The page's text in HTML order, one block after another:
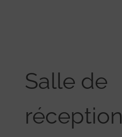
Salle de
réception